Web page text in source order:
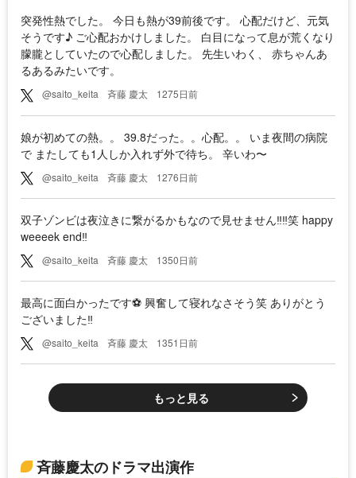
突発性熱でした。 今日も熱が39前後です。 心配だけど、元気
そうです♪ ご心配おかけしました。 白目になって息が荒くなり
朦朧としていたので心配しました。 先生いわく、 赤ちゃんあ
るあるみたいです。
@saito_keita 斉藤 慶太 1275日前
娘が初めての熱。。 39.8だった。。心配。。 いま夜間の病院
で またしても1人しか入れず外で待ち。 辛いわ〜
@saito_keita 斉藤 慶太 1276日前
双子ゾンビは夜泣きに繋がるかもなので見せません‼︎‼︎笑 happy
weeeek end‼︎
@saito_keita 斉藤 慶太 1350日前
最高に面白かったです⚽️ 興奮して寝れなさそう笑 ありがとう
ございました‼️
@saito_keita 斉藤 慶太 1351日前
もっと見る
斉藤慶太のドラマ出演作